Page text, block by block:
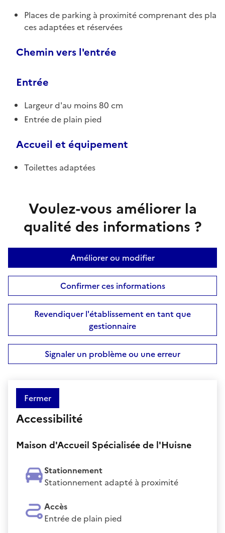
Places de parking à proximité comprenant des pla
ces adaptées et réservées
Chemin vers l'entrée
Entrée
Largeur d'au moins 80 cm
Entrée de plain pied
Accueil et équipement
Toilettes adaptées
Voulez-vous améliorer la
qualité des informations ?
Améliorer ou modifier
Confirmer ces informations
Revendiquer l'établissement en tant que
gestionnaire
Signaler un problème ou une erreur
Fermer
Accessibilité
Maison d'Accueil Spécialisée de l'Huisne
Stationnement
Stationnement adapté à proximité
Accès
Entrée de plain pied